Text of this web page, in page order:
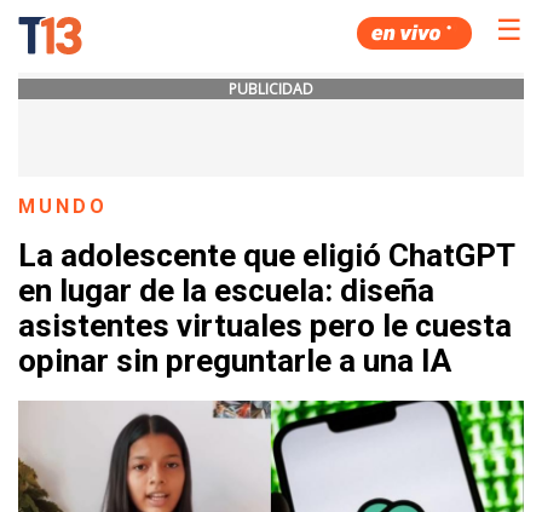
☰
PUBLICIDAD
MUNDO
La adolescente que eligió ChatGPT
en lugar de la escuela: diseña
asistentes virtuales pero le cuesta
opinar sin preguntarle a una IA